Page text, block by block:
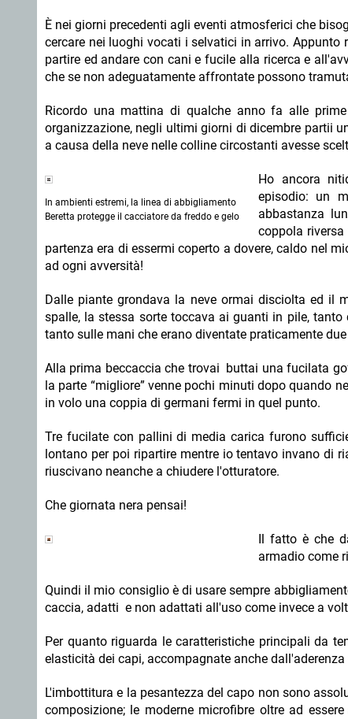
È nei giorni precedenti agli eventi atmosferici che
cercare nei luoghi vocati i selvatici in arrivo.
partire ed andare con cani e fucile alla ricerca e
che se non adeguatamente affrontate possono
Ricordo una mattina di qualche anno fa alle
organizzazione, negli ultimi giorni di dicembre partii
a causa della neve nelle colline circostanti avesse
In ambienti estremi, la linea di abbigliamento
Beretta protegge il cacciatore da freddo e gelo
Ho ancora
episodio: un
abbastanza
coppola
partenza era di essermi coperto a dovere, caldo nel
ad ogni avversità!
Dalle piante grondava la neve ormai disciolta ed il
spalle, la stessa sorte toccava ai guanti in pile,
tanto sulle mani che erano diventate praticamente
Alla prima beccaccia che trovai buttai una fucilata
la parte “migliore” venne pochi minuti dopo quando
in volo una coppia di germani fermi in quel punto.
Tre fucilate con pallini di media carica furono
lontano per poi ripartire mentre io tentavo invano di
riuscivano neanche a chiudere l'otturatore.
Che giornata nera pensai!
Il fatto è che
armadio come
Quindi il mio consiglio è di usare sempre
caccia, adatti e non adattati all'uso come invece a
Per quanto riguarda le caratteristiche principali da
elasticità dei capi, accompagnate anche
L'imbottitura e la pesantezza del capo non sono
composizione; le moderne microfibre oltre ad